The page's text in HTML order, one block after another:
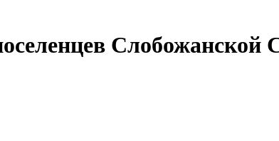
Слобожанской